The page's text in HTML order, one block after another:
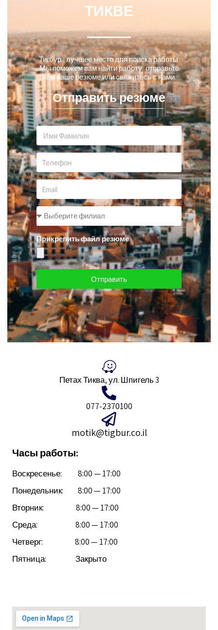
ТИКВЕ
Тигбур - лучшее место для поиска работы.
Мы поможем вам найти работу, отправьте
нам ваше резюме или свяжитесь с нами.
Отправить резюме
Прикрепить файл резюме
Отправить
Петах Тиква, ул. Шпигель 3
077-2370100
motik@tigbur.co.il
Часы работы:
Воскресенье: 8:00 — 17:00
Понедельник: 8:00 — 17:00
Вторник: 8:00 — 17:00
Среда: 8:00 — 17:00
Четверг: 8:00 — 17:00
Пятница: Закрыто